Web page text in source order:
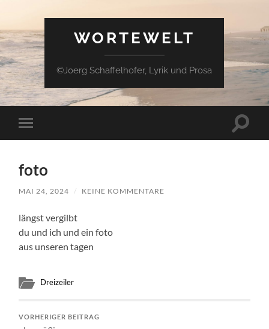
WORTEWELT
©Joerg Schaffelhofer, Lyrik und Prosa
Mobile-
Menü
foto
MAI 24, 2024 / KEINE KOMMENTARE
längst vergilbt
du und ich und ein foto
aus unseren tagen
Dreizeiler
VORHERIGER BEITRAG